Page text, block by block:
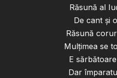
Răsună al
De cant și
Răsună
Mulțimea se
E
Dar